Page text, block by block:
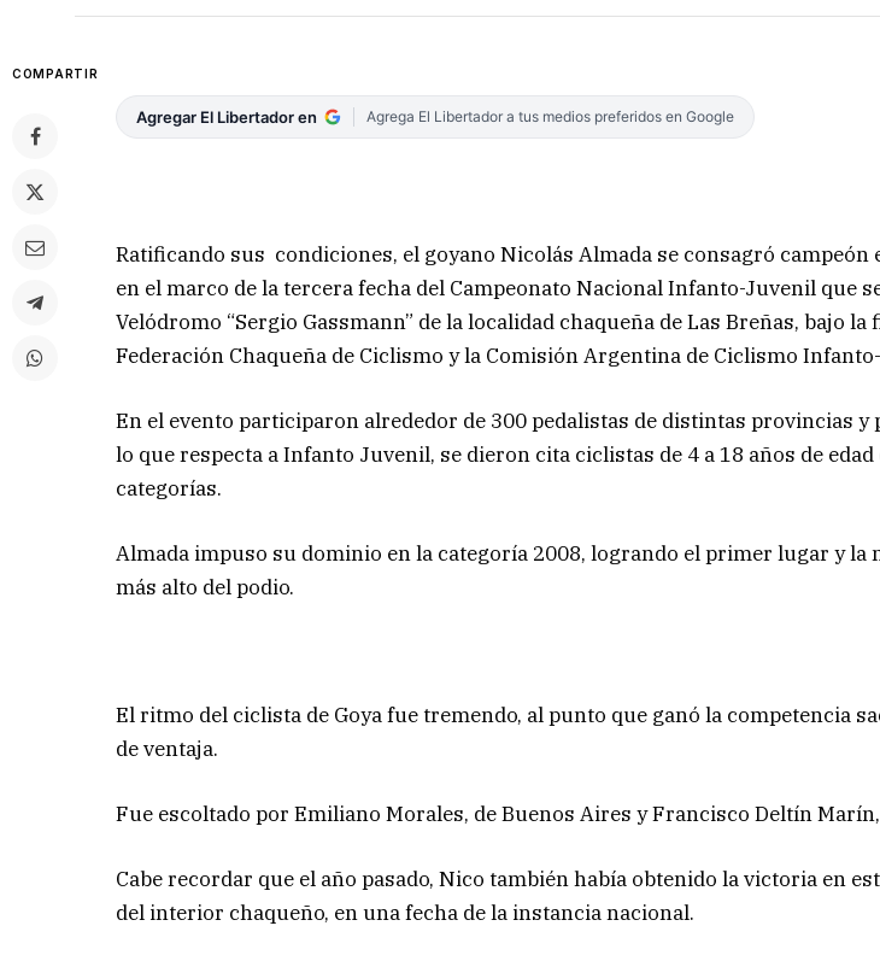
COMPARTIR
Agregar El Libertador en Agrega El Libertador a tus medios preferidos en Google
Ratificando sus condiciones, el goyano Nicolás Almada se consagró campeón
en el marco de la tercera fecha del Campeonato Nacional Infanto-Juvenil que
Velódromo “Sergio Gassmann” de la localidad chaqueña de Las Breñas, bajo la
Federación Chaqueña de Ciclismo y la Comisión Argentina de Ciclismo
En el evento participaron alrededor de 300 pedalistas de distintas provincias y
lo que respecta a Infanto Juvenil, se dieron cita ciclistas de 4 a 18 años de
categorías.
Almada impuso su dominio en la categoría 2008, logrando el primer lugar y la
más alto del podio.
El ritmo del ciclista de Goya fue tremendo, al punto que ganó la competencia
de ventaja.
Fue escoltado por Emiliano Morales, de Buenos Aires y Francisco Deltín Marín,
Cabe recordar que el año pasado, Nico también había obtenido la victoria en
del interior chaqueño, en una fecha de la instancia nacional.